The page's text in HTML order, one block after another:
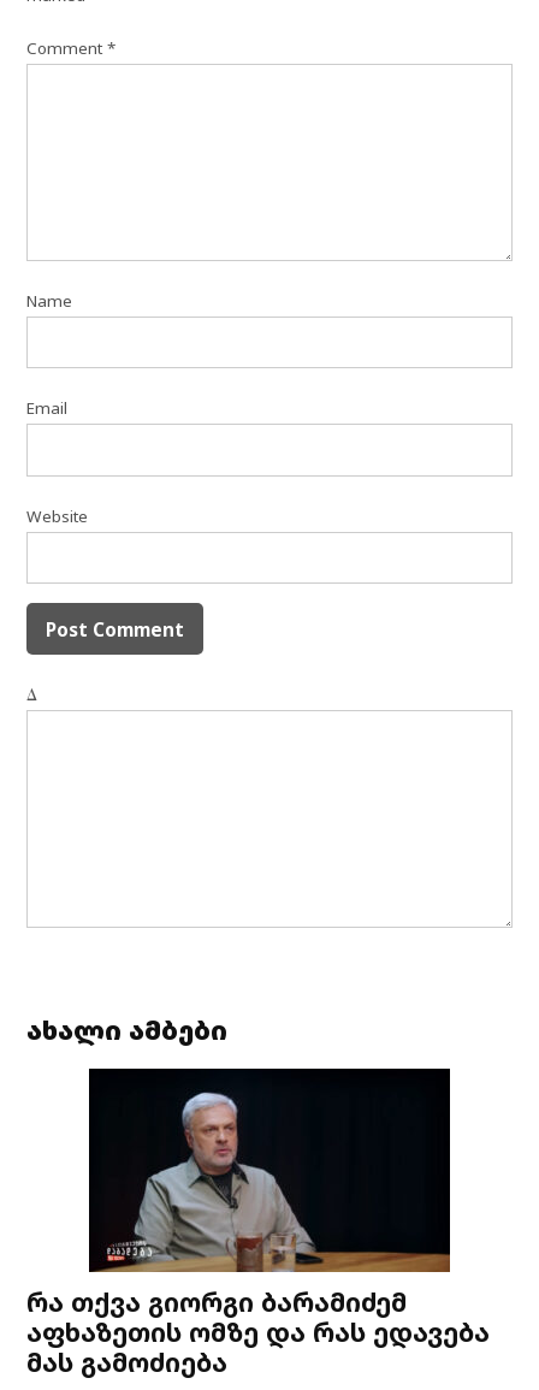
Comment*
Name
Email
Website
Δ
ახალი ამბები
რა თქვა გიორგი ბარამიძემ
აფხაზეთის ომზე და რას ედავება
მას გამოძიება